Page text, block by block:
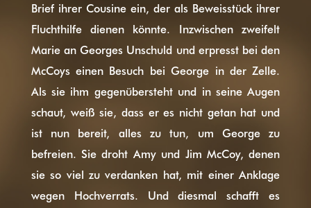
Brief ihrer Cousine ein, der als Beweisstück ihrer
Fluchthilfe dienen könnte. Inzwischen zweifelt
Marie an Georges Unschuld und erpresst bei den
McCoys einen Besuch bei George in der Zelle.
Als sie ihm gegenüber­steht und in seine Augen
schaut, weiß sie, dass er es nicht getan hat und
ist nun bereit, alles zu tun, um George zu
befreien. Sie droht Amy und Jim McCoy, denen
sie so viel zu verdanken hat, mit einer Anklage
wegen Hochverrats. Und diesmal schafft es